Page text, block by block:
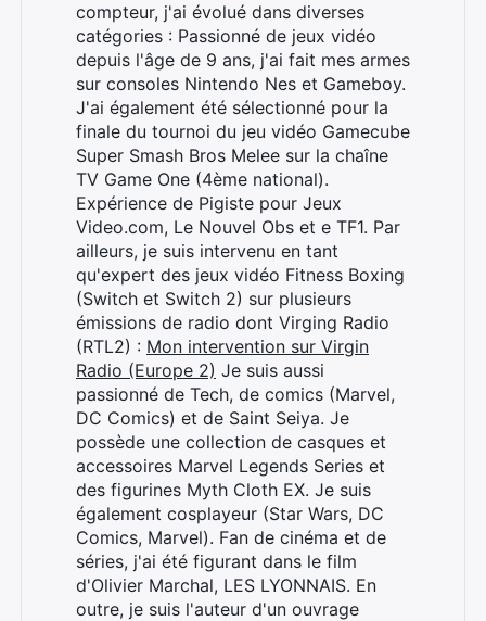
compteur, j'ai évolué dans diverses
catégories : Passionné de jeux vidéo
depuis l'âge de 9 ans, j'ai fait mes armes
sur consoles Nintendo Nes et Gameboy.
J'ai également été sélectionné pour la
finale du tournoi du jeu vidéo Gamecube
Super Smash Bros Melee sur la chaîne
TV Game One (4ème national).
Expérience de Pigiste pour Jeux
Video.com, Le Nouvel Obs et e TF1. Par
ailleurs, je suis intervenu en tant
qu'expert des jeux vidéo Fitness Boxing
(Switch et Switch 2) sur plusieurs
émissions de radio dont Virging Radio
(RTL2) : Mon intervention sur Virgin
Radio (Europe 2) Je suis aussi
passionné de Tech, de comics (Marvel,
DC Comics) et de Saint Seiya. Je
possède une collection de casques et
accessoires Marvel Legends Series et
des figurines Myth Cloth EX. Je suis
également cosplayeur (Star Wars, DC
Comics, Marvel). Fan de cinéma et de
séries, j'ai été figurant dans le film
d'Olivier Marchal, LES LYONNAIS. En
outre, je suis l'auteur d'un ouvrage